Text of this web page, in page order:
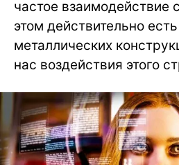
частое взаимодействие
этом действительно
металлических
нас воздействия этого